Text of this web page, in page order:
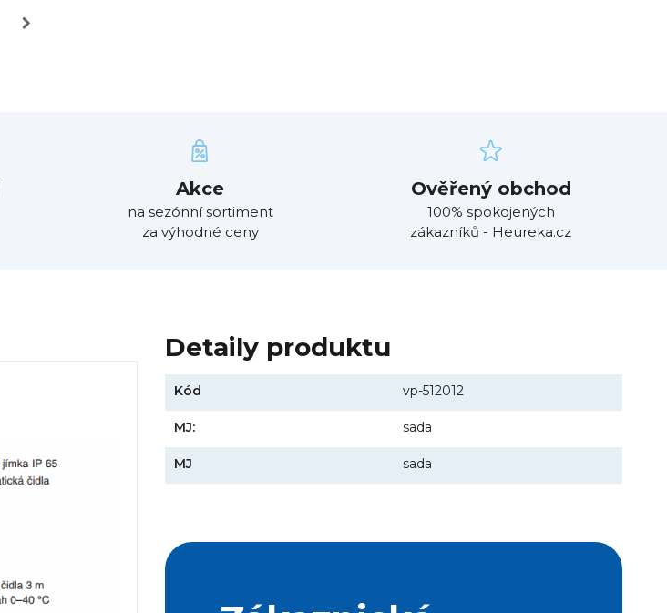
Akce
na sezónní sortiment
za výhodné ceny
Ověřený obchod
100% spokojených
zákazníků - Heureka.cz
Detaily produktu
Kód vp-512012
MJ: sada
MJ sada